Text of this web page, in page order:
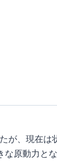
が、現在
原動力と